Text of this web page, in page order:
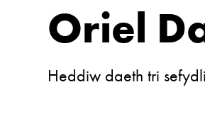
Oriel
Heddiw daeth tri